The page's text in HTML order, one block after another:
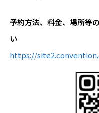
予約方法、料金、場所等
い
https://